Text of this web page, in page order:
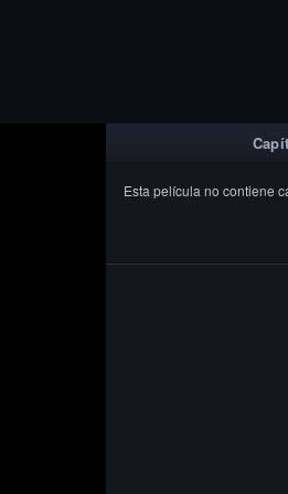
Esta película no contiene